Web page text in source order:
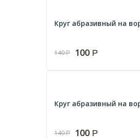
Круг абразивный на
140Р 100 Р
Круг абразивный на
140Р 100 Р